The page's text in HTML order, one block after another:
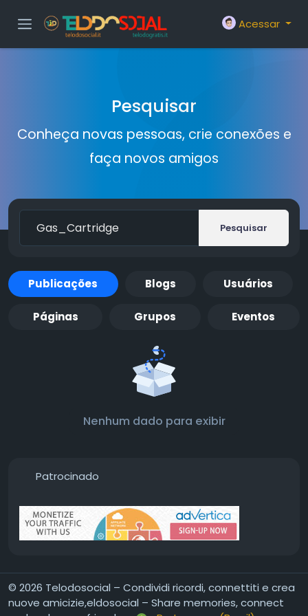
Acessar
Pesquisar
Conheça novas pessoas, crie conexões e
faça novos amigos
Pesquisar
Publicações Blogs Usuários
Páginas Grupos Eventos
Nenhum dado para exibir
Patrocinado
© 2026 Telodosocial – Condividi ricordi, connettiti e crea
nuove amicizie,eldosocial – Share memories, connect